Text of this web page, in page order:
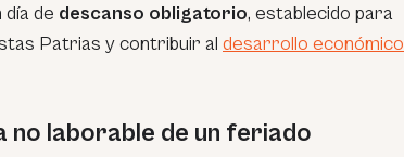
de descanso obligatorio, establecido para
Patrias y contribuir al desarrollo económico
no laborable de un feriado